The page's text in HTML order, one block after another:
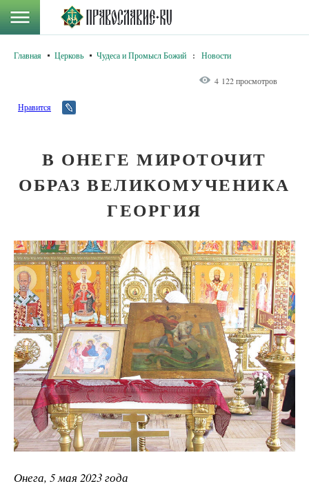
Главная Церковь Чудеса и Промысл Божий : Новости
4 122 просмотров
Нравится
В ОНЕГЕ МИРОТОЧИТ
ОБРАЗ ВЕЛИКОМУЧЕНИКА
ГЕОРГИЯ
Онега, 5 мая 2023 года